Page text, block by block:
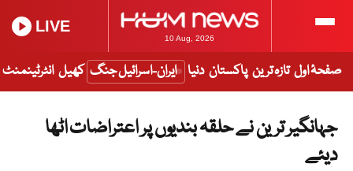
10 Aug, 2026
LIVE
صفحۂ اول تازہ ترین پاکستان دنیا ایران-اسرائیل جنگ کھیل انٹرٹینمنٹ
جہانگیر ترین نے حلقہ بندیوں پر اعتراضات اٹھا
دیئے